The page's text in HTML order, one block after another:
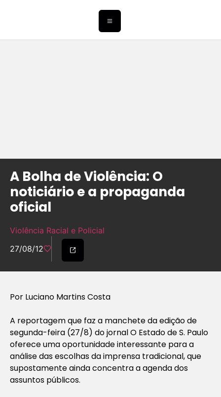
A Bolha de Violência: O
noticiário e a propaganda
oficial
Violência Racial e Policial
27/08/12
Por Luciano Martins Costa
A reportagem que faz a manchete da edição de
segunda-feira (27/8) do jornal O Estado de S. Paulo
oferece uma oportunidade interessante para a
análise das escolhas da imprensa tradicional, que
supostamente ainda concentra a agenda dos
assuntos públicos.